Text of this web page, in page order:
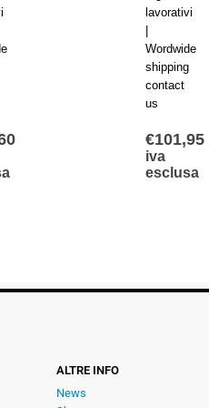
lavorativi
Wordwide
shipping
contact
us
€101,95
iva
esclusa
ALTRE INFO
News